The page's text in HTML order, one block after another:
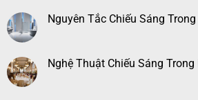
Nguyên Tắc Chiếu Sáng
Nghệ Thuật Chiếu Sáng Trong